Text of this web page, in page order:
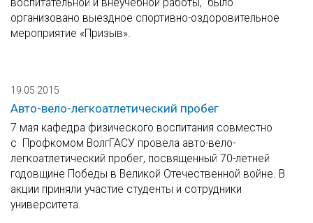
воспитательной и внеучебной работы, было
организовано выездное спортивно-оздоровительное
мероприятие «Призыв».
19.05.2015
Авто-вело-легкоатлетический пробег
7 мая кафедра физического воспитания совместно
с Профкомом ВолгГАСУ провела авто-вело-
легкоатлетический пробег, посвященный 70-летней
годовщине Победы в Великой Отечественной войне. В
акции приняли участие студенты и сотрудники
университета.